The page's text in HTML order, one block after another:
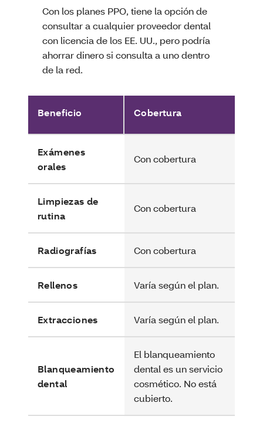
Con los planes PPO, tiene la opción de
consultar a cualquier proveedor dental
con licencia de los EE. UU., pero podría
ahorrar dinero si consulta a uno dentro
de la red.
Beneficio Cobertura
Exámenes
orales
Con cobertura
Limpiezas de
rutina
Con cobertura
Radiografías Con cobertura
Rellenos Varía según el plan.
Extracciones Varía según el plan.
Blanqueamiento
dental
El blanqueamiento
dental es un servicio
cosmético. No está
cubierto.